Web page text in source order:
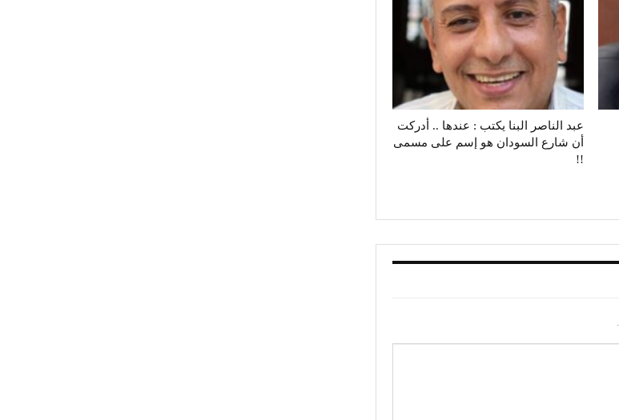
عبد الناصر البنا يكتب : عندها .. أدركت
أن شارع السودان هو إسم على مسمى
!!